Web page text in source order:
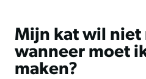
Mijn kat wil niet
wanneer moet
maken?